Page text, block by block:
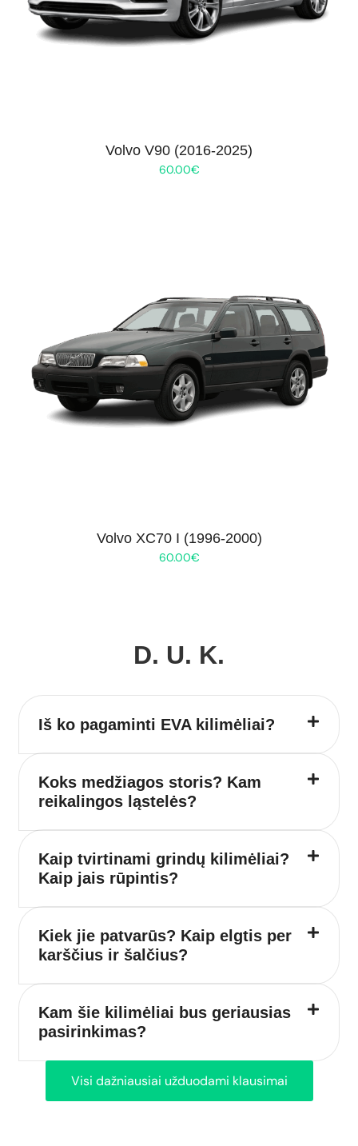
Volvo V90 (2016-2025)
60.00€
Volvo XC70 I (1996-2000)
60.00€
D. U. K.
Iš ko pagaminti EVA kilimėliai?
Koks medžiagos storis? Kam
reikalingos ląstelės?
Kaip tvirtinami grindų kilimėliai?
Kaip jais rūpintis?
Kiek jie patvarūs? Kaip elgtis per
karščius ir šalčius?
Kam šie kilimėliai bus geriausias
pasirinkimas?
Visi dažniausiai užduodami klausimai